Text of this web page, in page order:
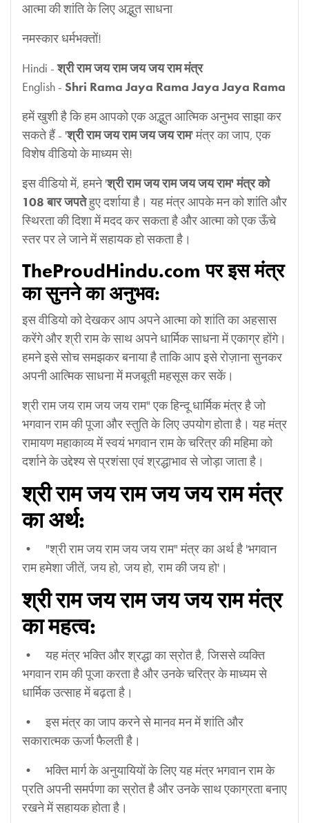
आत्मा की शांति के लिए अद्भुत साधना
नमस्कार धर्मभक्तों!
Hindi -श्री राम जय राम जय जय राम मंत्र
English - Shri Rama Jaya Rama Jaya Jaya Rama
हमें खुशी है कि हम आपको एक अद्भुत आत्मिक अनुभव साझा कर
सकते हैं - 'श्री राम जय राम जय जय राम' मंत्र का जाप, एक
विशेष वीडियो के माध्यम से!
इस वीडियो में, हमने 'श्री राम जय राम जय जय राम' मंत्र को
108 बार जपतेहुए दर्शाया है। यह मंत्र आपके मन को शांति और
स्थिरता की दिशा में मदद कर सकता है और आत्मा को एक ऊँचे
स्तर पर ले जाने में सहायक हो सकता है।
TheProudHindu.com पर इस मंत्र
का सुनने का अनुभव:
इस वीडियो को देखकर आप अपने आत्मा को शांति का अहसास
करेंगे और श्री राम के साथ अपने धार्मिक साधना में एकाग्र होंगे।
हमने इसे सोच समझकर बनाया है ताकि आप इसे रोज़ाना सुनकर
अपनी आत्मिक साधना में मजबूती महसूस कर सकें।
श्री राम जय राम जय जय राम" एक हिन्दू धार्मिक मंत्र है जो
भगवान राम की पूजा और स्तुति के लिए उपयोग होता है। यह मंत्र
रामायण महाकाव्य में स्वयं भगवान राम के चरित्र की महिमा को
दर्शाने के उद्देश्य से प्रशंसा एवं श्रद्धाभाव से जोड़ा जाता है।
श्री राम जय राम जय जय राम मंत्र
का अर्थ:
• "श्री राम जय राम जय जय राम" मंत्र का अर्थ है 'भगवान
राम हमेशा जीतें, जय हो, जय हो, राम की जय हो'।
श्री राम जय राम जय जय राम मंत्र
का महत्व:
• यह मंत्र भक्ति और श्रद्धा का स्रोत है, जिससे व्यक्ति
भगवान राम की पूजा करता है और उनके चरित्र के माध्यम से
धार्मिक उत्साह में बढ़ता है।
• इस मंत्र का जाप करने से मानव मन में शांति और
सकारात्मक ऊर्जा फैलती है।
• भक्ति मार्ग के अनुयायियों के लिए यह मंत्र भगवान राम के
प्रति अपनी समर्पणा का स्रोत है और उनके साथ एकाग्रता बनाए
रखने में सहायक होता है।